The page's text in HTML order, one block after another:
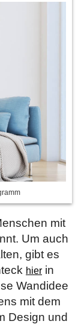
mit
Um auch
gibt es
hier in
Wandidee
mit dem
Design und